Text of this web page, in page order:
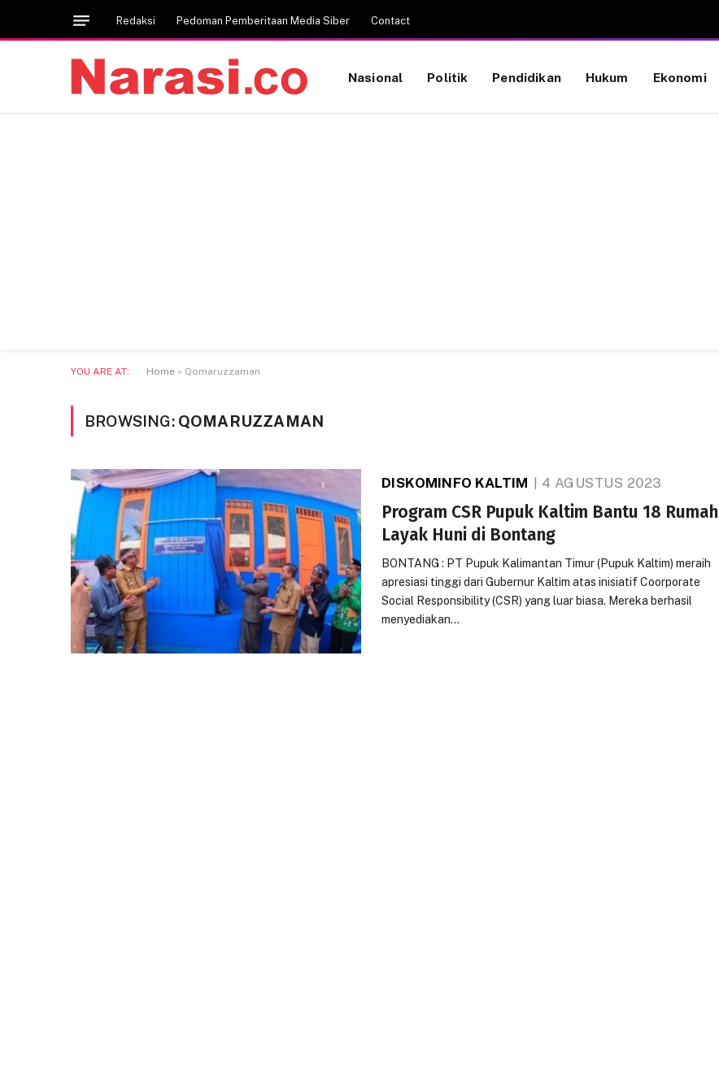
Redaksi Pedoman Pemberitaan Media Siber Contact
Nasional Politik Pendidikan Hukum Ekonomi
YOU ARE AT: Home » Qomaruzzaman
BROWSING: QOMARUZZAMAN
DISKOMINFO KALTIM 4 AGUSTUS 2023
Program CSR Pupuk Kaltim Bantu 18 Rumah
Layak Huni di Bontang
BONTANG : PT Pupuk Kalimantan Timur (Pupuk Kaltim) meraih
apresiasi tinggi dari Gubernur Kaltim atas inisiatif Coorporate
Social Responsibility (CSR) yang luar biasa. Mereka berhasil
menyediakan…